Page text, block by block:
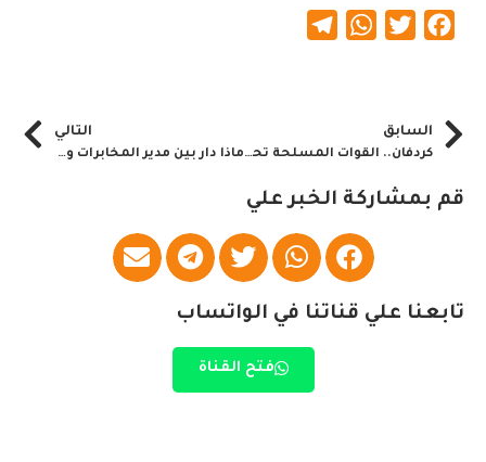
Facebook
Twitter
WhatsApp
السابق
كردفان.. القوات المسلحة تحرر منطقة السعاتة الزرقاء
التالي
ماذا دار بين مدير المخابرات وخليفة الأشراف بسنار
قم بمشاركة الخبر علي
تابعنا علي قناتنا في الواتساب
فتح القناة